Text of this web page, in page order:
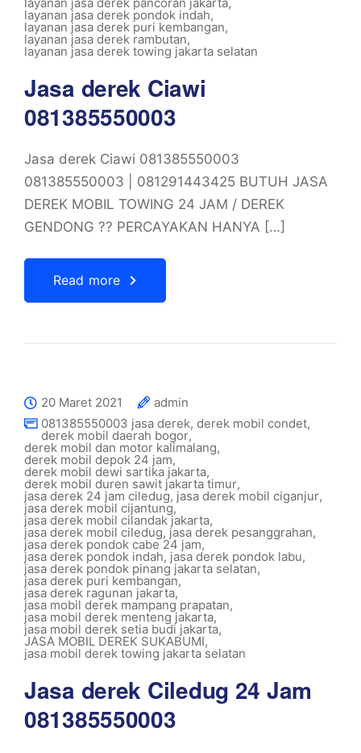
layanan jasa derek pondok indah,
layanan jasa derek puri kembangan,
layanan jasa derek rambutan,
layanan jasa derek towing jakarta selatan
Jasa derek Ciawi
081385550003
Jasa derek Ciawi 081385550003
081385550003 | 081291443425 BUTUH JASA
DEREK MOBIL TOWING 24 JAM / DEREK
GENDONG ?? PERCAYAKAN HANYA […]
Read more
20 Maret 2021
admin
081385550003 jasa derek, derek mobil condet,
derek mobil daerah bogor,
derek mobil dan motor kalimalang,
derek mobil depok 24 jam,
derek mobil dewi sartika jakarta,
derek mobil duren sawit jakarta timur,
jasa derek 24 jam ciledug, jasa derek mobil ciganjur,
jasa derek mobil cijantung,
jasa derek mobil cilandak jakarta,
jasa derek mobil ciledug, jasa derek pesanggrahan,
jasa derek pondok cabe 24 jam,
jasa derek pondok indah, jasa derek pondok labu,
jasa derek pondok pinang jakarta selatan,
jasa derek puri kembangan,
jasa derek ragunan jakarta,
jasa mobil derek mampang prapatan,
jasa mobil derek menteng jakarta,
jasa mobil derek setia budi jakarta,
JASA MOBIL DEREK SUKABUMI,
jasa mobil derek towing jakarta selatan
Jasa derek Ciledug 24 Jam
081385550003